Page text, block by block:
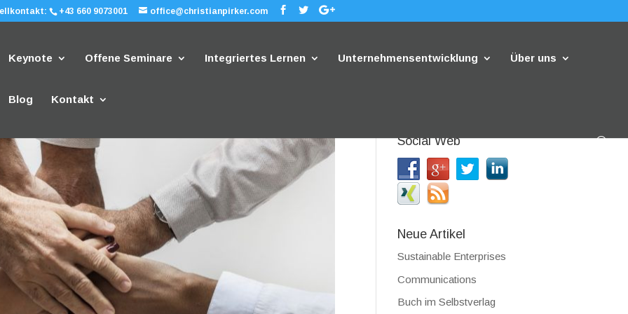
+43 660 9073001 office@christianpirker.com
Keynote Offene Seminare Integriertes Lernen Unternehmensentwicklung Über uns
Blog Kontakt
Social Web
Neue Artikel
Sustainable Enterprises
Communications
Buch im Selbstverlag